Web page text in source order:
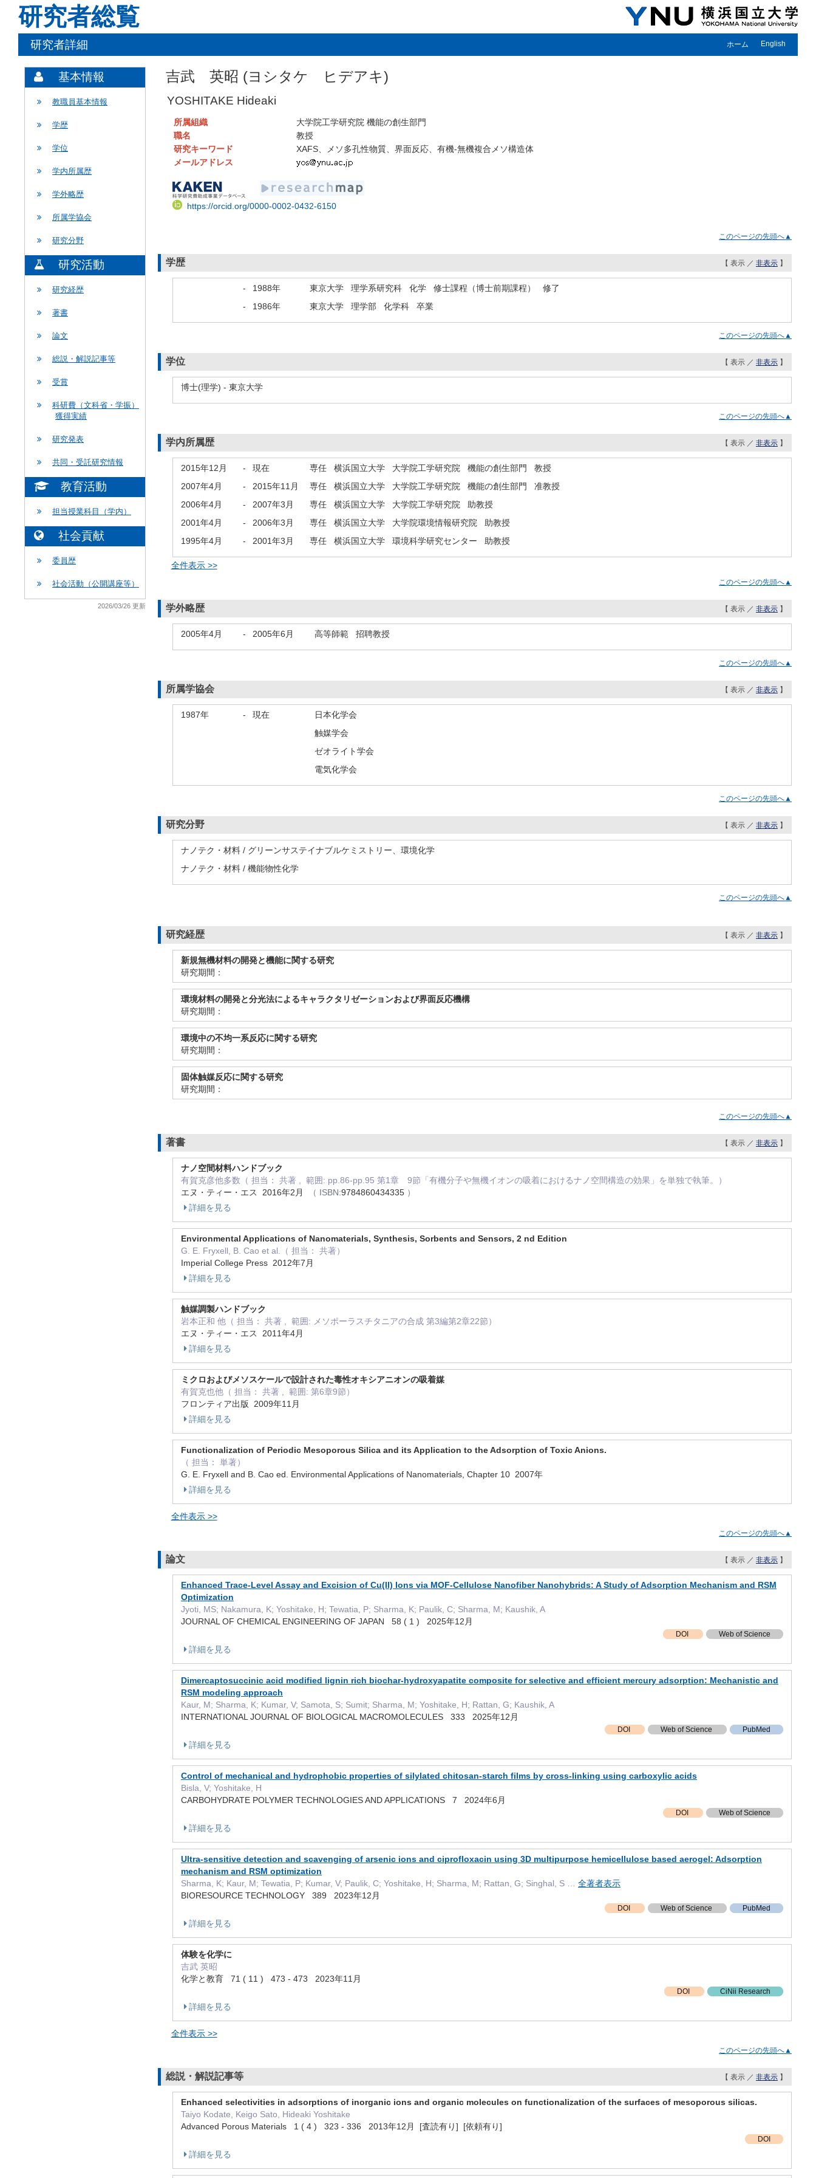
研究者総覧
研究者詳細 ホーム English
基本情報
教職員基本情報
学歴
学位
学内所属歴
学外略歴
所属学協会
研究分野
研究活動
研究経歴
著書
論文
総説・解説記事等
受賞
科研費（文科省・学振）
獲得実績
研究発表
共同・受託研究情報
教育活動
担当授業科目（学内）
社会貢献
委員歴
社会活動（公開講座等）
2026/03/26 更新
吉武 英昭 (ヨシタケ ヒデアキ)
YOSHITAKE Hideaki
所属組織
大学院工学研究院 機能の創生部門
職名
教授
研究キーワード
XAFS、メソ多孔性物質、界面反応、有機-無機複合メソ構造体
メールアドレス
https://orcid.org/0000-0002-0432-6150
このページの先頭へ▲
学歴 【 表示 ／ 非表示 】
- 1988年
東京大学 理学系研究科 化学 修士課程（博士前期課程） 修了
-
1986年 東京大学 理学部 化学科 卒業
このページの先頭へ▲
学位 【 表示 ／ 非表示 】
博士(理学) - 東京大学
このページの先頭へ▲
学内所属歴 【 表示 ／ 非表示 】
2015年12月 - 現在
専任 横浜国立大学 大学院工学研究院 機能の創生部門 教授
2007年4月
- 2015年11月
専任 横浜国立大学 大学院工学研究院 機能の創生部門 准教授
2006年4月
- 2007年3月
専任 横浜国立大学 大学院工学研究院 助教授
2001年4月
- 2006年3月
専任 横浜国立大学 大学院環境情報研究院 助教授
1995年4月
- 2001年3月 専任 横浜国立大学 環境科学研究センター 助教授
全件表示 >>
このページの先頭へ▲
学外略歴 【 表示 ／ 非表示 】
2005年4月 - 2005年6月 高等師範 招聘教授
このページの先頭へ▲
所属学協会 【 表示 ／ 非表示 】
1987年 - 現在
日本化学会
触媒学会
ゼオライト学会
電気化学会
このページの先頭へ▲
研究分野 【 表示 ／ 非表示 】
ナノテク・材料 / グリーンサステイナブルケミストリー、環境化学
ナノテク・材料 / 機能物性化学
このページの先頭へ▲
研究経歴 【 表示 ／ 非表示 】
新規無機材料の開発と機能に関する研究
研究期間：
環境材料の開発と分光法によるキャラクタリゼーションおよび界面反応機構
研究期間：
環境中の不均一系反応に関する研究
研究期間：
固体触媒反応に関する研究
研究期間：
このページの先頭へ▲
著書 【 表示 ／ 非表示 】
ナノ空間材料ハンドブック
有賀克彦他多数（ 担当： 共著 , 範囲: pp.86-pp.95 第1章 9節「有機分子や無機イオンの吸着におけるナノ空間構造の効果」を単独で執筆。）
エヌ・ティー・エス 2016年2月
（ ISBN:9784860434335 ）
詳細を見る
Environmental Applications of Nanomaterials, Synthesis, Sorbents and Sensors, 2 nd Edition
G. E. Fryxell, B. Cao et al.（ 担当： 共著）
Imperial College Press 2012年7月
詳細を見る
触媒調製ハンドブック
岩本正和 他（ 担当： 共著 , 範囲: メソポーラスチタニアの合成 第3編第2章22節）
エヌ・ティー・エス 2011年4月
詳細を見る
ミクロおよびメソスケールで設計された毒性オキシアニオンの吸着媒
有賀克也他（ 担当： 共著 , 範囲: 第6章9節）
フロンティア出版 2009年11月
詳細を見る
Functionalization of Periodic Mesoporous Silica and its Application to the Adsorption of Toxic Anions.
（ 担当： 単著）
G. E. Fryxell and B. Cao ed. Environmental Applications of Nanomaterials, Chapter 10 2007年
詳細を見る
全件表示 >>
このページの先頭へ▲
論文 【 表示 ／ 非表示 】
Enhanced Trace-Level Assay and Excision of Cu(II) Ions via MOF-Cellulose Nanofiber Nanohybrids: A Study of Adsorption Mechanism and RSM
Optimization
Jyoti, MS; Nakamura, K; Yoshitake, H; Tewatia, P; Sharma, K; Paulik, C; Sharma, M; Kaushik, A
JOURNAL OF CHEMICAL ENGINEERING OF JAPAN 58 ( 1 ) 2025年12月
DOI Web of Science
詳細を見る
Dimercaptosuccinic acid modified lignin rich biochar-hydroxyapatite composite for selective and efficient mercury adsorption: Mechanistic and
RSM modeling approach
Kaur, M; Sharma, K; Kumar, V; Samota, S; Sumit; Sharma, M; Yoshitake, H; Rattan, G; Kaushik, A
INTERNATIONAL JOURNAL OF BIOLOGICAL MACROMOLECULES 333 2025年12月
DOI Web of Science PubMed
詳細を見る
Control of mechanical and hydrophobic properties of silylated chitosan-starch films by cross-linking using carboxylic acids
Bisla, V; Yoshitake, H
CARBOHYDRATE POLYMER TECHNOLOGIES AND APPLICATIONS 7 2024年6月
DOI Web of Science
詳細を見る
Ultra-sensitive detection and scavenging of arsenic ions and ciprofloxacin using 3D multipurpose hemicellulose based aerogel: Adsorption
mechanism and RSM optimization
Sharma, K; Kaur, M; Tewatia, P; Kumar, V; Paulik, C; Yoshitake, H; Sharma, M; Rattan, G; Singhal, S … 全著者表示
BIORESOURCE TECHNOLOGY 389 2023年12月
DOI Web of Science PubMed
詳細を見る
体験を化学に
吉武 英昭
化学と教育 71 ( 11 ) 473 - 473 2023年11月
DOI CiNii Research
詳細を見る
全件表示 >>
このページの先頭へ▲
総説・解説記事等 【 表示 ／ 非表示 】
Enhanced selectivities in adsorptions of inorganic ions and organic molecules on functionalization of the surfaces of mesoporous silicas.
Taiyo Kodate, Keigo Sato, Hideaki Yoshitake
Advanced Porous Materials 1 ( 4 ) 323 - 336 2013年12月 [査読有り] [依頼有り]
DOI
詳細を見る